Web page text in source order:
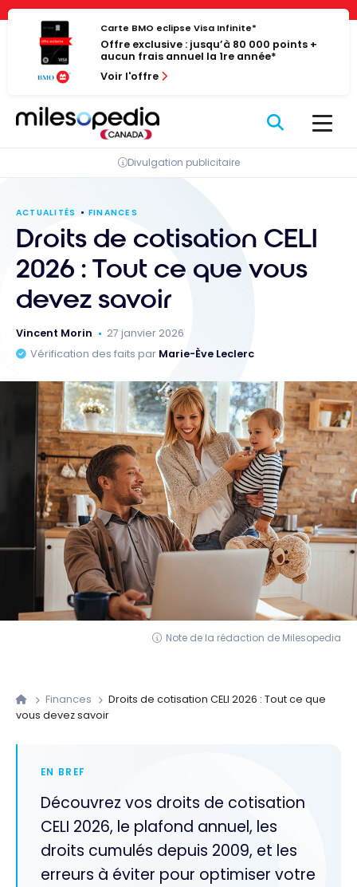
Panneau de gestion des cookies
Passer
contenu
Carte BMO eclipse Visa Infinite*
Offre exclusive : jusqu’à 80 000 points +
aucun frais annuel la 1re année*
Voir l'offre
Divulgation publicitaire
ACTUALITÉS FINANCES
Droits de cotisation CELI
2026 : Tout ce que vous
devez savoir
Vincent Morin
27 janvier 2026
Vérification des faits par Marie-Ève Leclerc
Note de la rédaction de Milesopedia
Finances
Droits de cotisation CELI 2026 : Tout ce que
vous devez savoir
EN BREF
Découvrez vos droits de cotisation
CELI 2026, le plafond annuel, les
droits cumulés depuis 2009, et les
erreurs à éviter pour optimiser votre